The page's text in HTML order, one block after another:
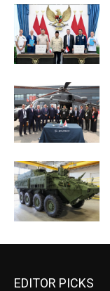
EDITOR PICKS